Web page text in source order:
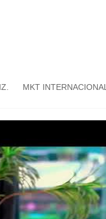
MKT INTERNACIONAL